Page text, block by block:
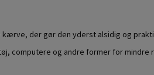
der gør den yderst alsidig og
computere og andre former for mindre